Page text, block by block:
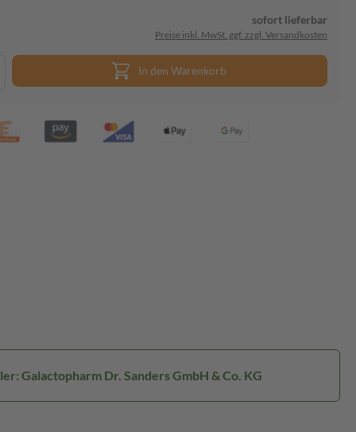
sofort lieferbar
Preise inkl. MwSt. ggf. zzgl. Versandkosten
In den Warenkorb
Galactopharm Dr. Sanders GmbH & Co. KG